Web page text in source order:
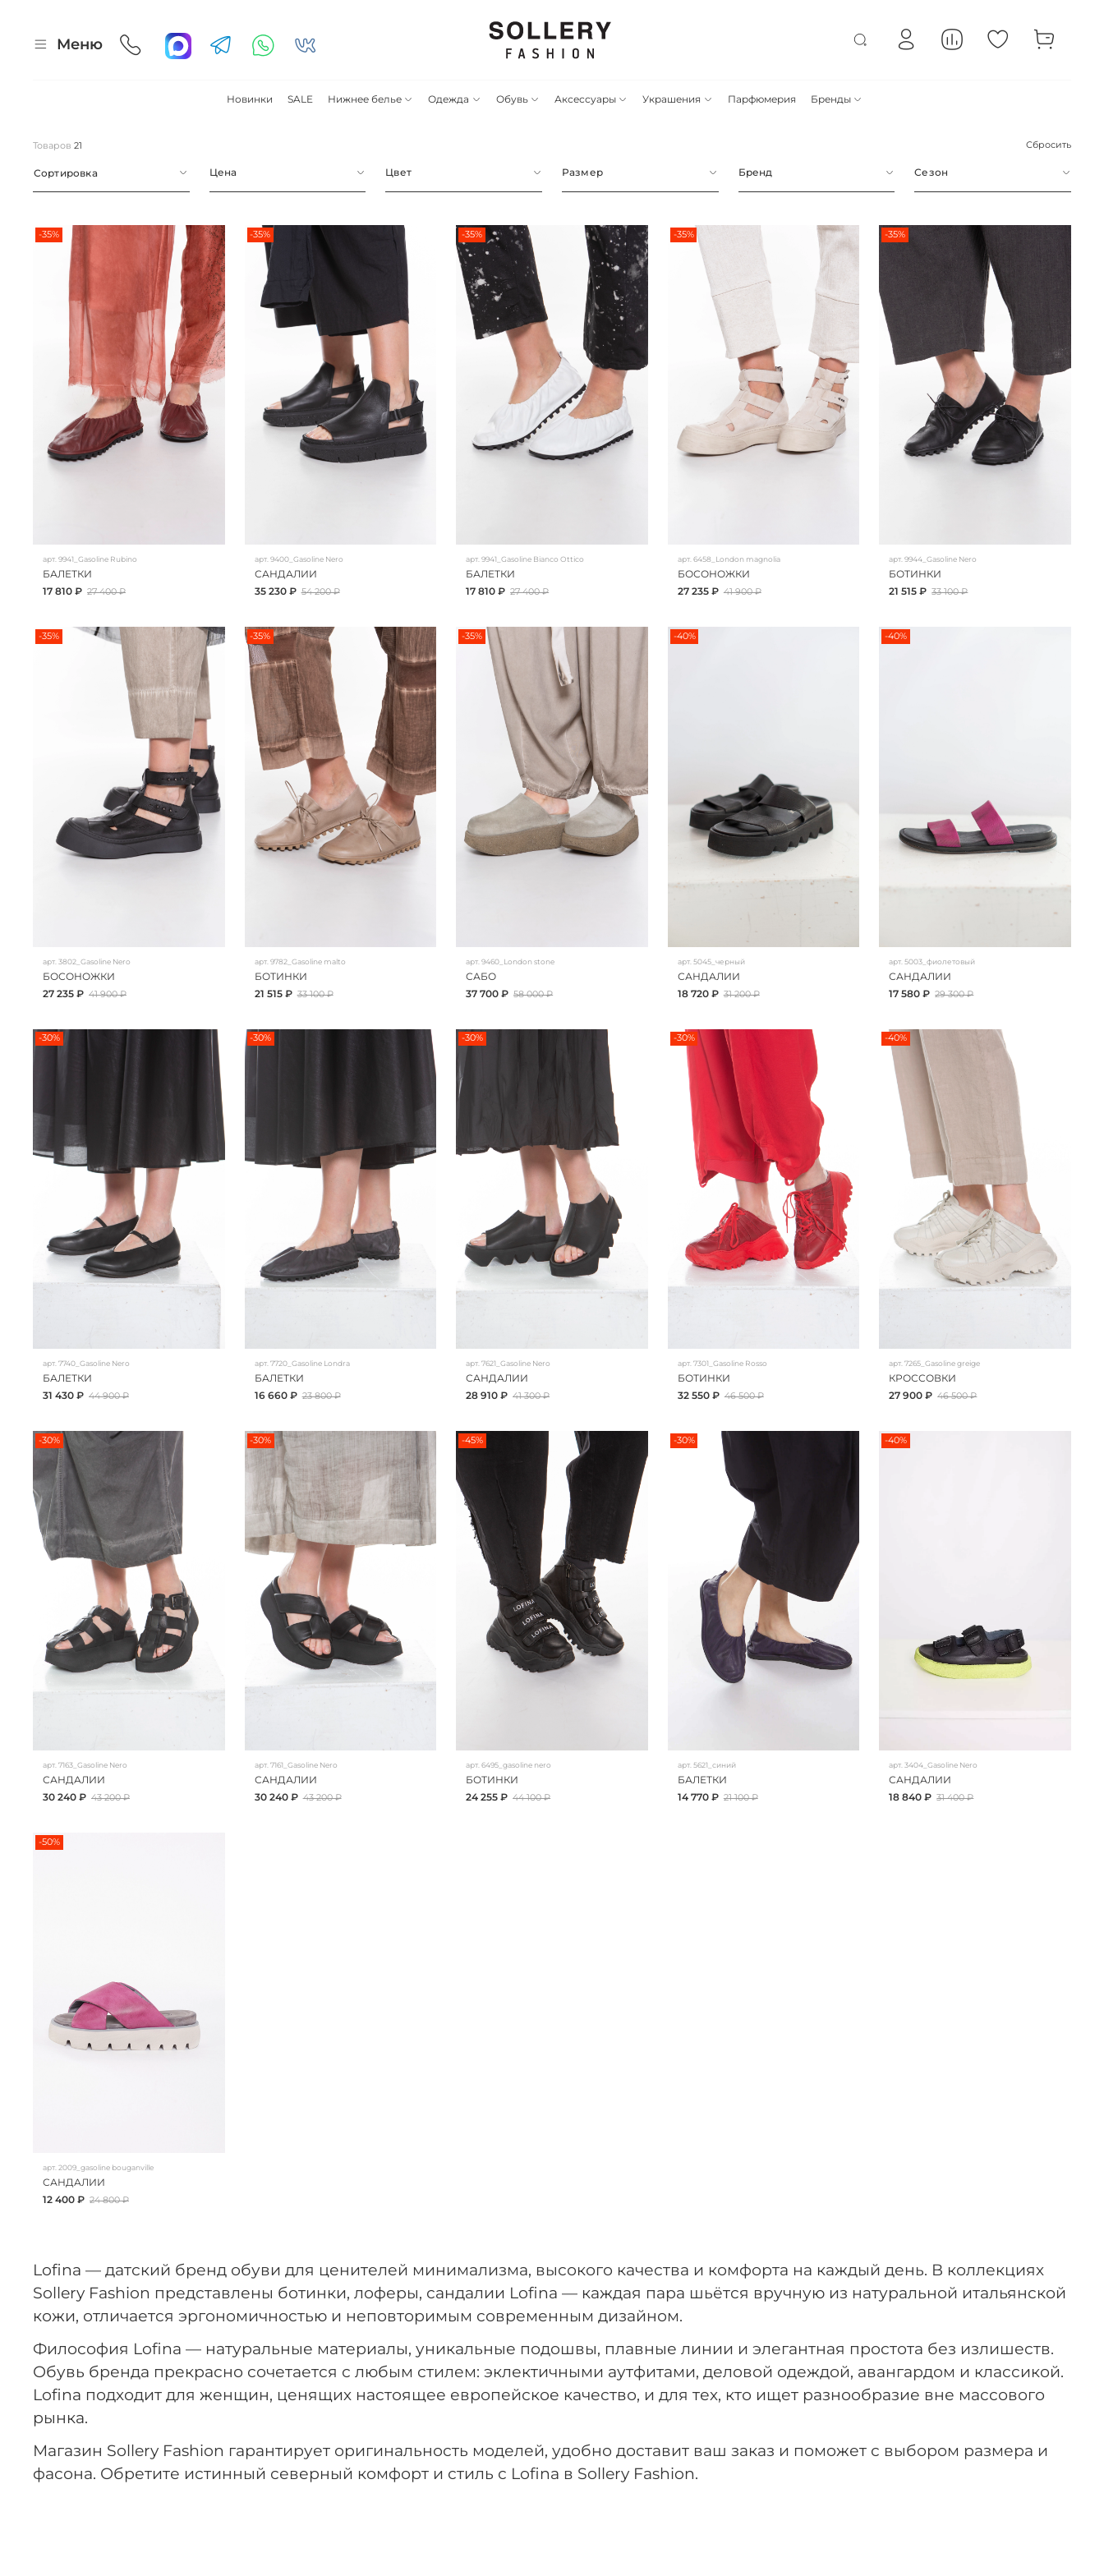
Меню
Новинки SALE Нижнее белье Одежда Обувь Аксессуары Украшения Парфюмерия Бренды
Товаров 21 Сбросить
Сортировка Цена Цвет Размер Бренд Сезон
-35%
арт.9941_Gasoline Rubino
БАЛЕТКИ
17 810 ₽ 27 400 ₽
-35%
арт.9400_Gasoline Nero
САНДАЛИИ
35 230 ₽ 54 200 ₽
-35%
арт.9941_Gasoline Bianco Ottico
БАЛЕТКИ
17 810 ₽ 27 400 ₽
-35%
арт.6458_London magnolia
БОСОНОЖКИ
27 235 ₽ 41 900 ₽
-35%
арт.9944_Gasoline Nero
БОТИНКИ
21 515 ₽ 33 100 ₽
-35%
арт. 3802_Gasoline Nero
БОСОНОЖКИ
27 235 ₽ 41 900 ₽
-35%
арт. 9782_Gasoline malto
БОТИНКИ
21 515 ₽ 33 100 ₽
-35%
арт.9460_London stone
САБО
37 700 ₽ 58 000 ₽
-40%
арт. 5045_черный
САНДАЛИИ
18 720 ₽ 31 200 ₽
-40%
арт.5003_фиолетовый
САНДАЛИИ
17 580 ₽ 29 300 ₽
-30%
арт. 7740_Gasoline Nero
БАЛЕТКИ
31 430 ₽ 44 900 ₽
-30%
арт. 7720_Gasoline Londra
БАЛЕТКИ
16 660 ₽ 23 800 ₽
-30%
арт.7621_Gasoline Nero
САНДАЛИИ
28 910 ₽ 41 300 ₽
-30%
арт. 7301_Gasoline Rosso
БОТИНКИ
32 550 ₽ 46 500 ₽
-40%
арт.7265_Gasoline greige
КРОССОВКИ
27 900 ₽ 46 500 ₽
-30%
арт.7163_Gasoline Nero
САНДАЛИИ
30 240 ₽ 43 200 ₽
-30%
арт.7161_Gasoline Nero
САНДАЛИИ
30 240 ₽ 43 200 ₽
-45%
арт.6495_gasoline nero
БОТИНКИ
24 255 ₽ 44 100 ₽
-30%
арт.5621_синий
БАЛЕТКИ
14 770 ₽ 21 100 ₽
-40%
арт.3404_Gasoline Nero
САНДАЛИИ
18 840 ₽ 31 400 ₽
-50%
арт. 2009_gasoline bouganville
САНДАЛИИ
12 400 ₽ 24 800 ₽
Lofina — датский бренд обуви для ценителей минимализма, высокого качества и комфорта на каждый день. В коллекциях
Sollery Fashion представлены ботинки, лоферы, сандалии Lofina — каждая пара шьётся вручную из натуральной итальянской
кожи, отличается эргономичностью и неповторимым современным дизайном.
Философия Lofina — натуральные материалы, уникальные подошвы, плавные линии и элегантная простота без излишеств.
Обувь бренда прекрасно сочетается с любым стилем: эклектичными аутфитами, деловой одеждой, авангардом и классикой.
Lofina подходит для женщин, ценящих настоящее европейское качество, и для тех, кто ищет разнообразие вне массового
рынка.
Магазин Sollery Fashion гарантирует оригинальность моделей, удобно доставит ваш заказ и поможет с выбором размера и
фасона. Обретите истинный северный комфорт и стиль с Lofina в Sollery Fashion.